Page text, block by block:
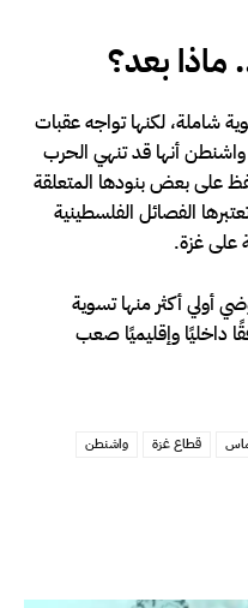
ماذا بعد؟
لكنها تواجه عقبات
أنها قد تنهي الحرب
على بعض بنودها المتعلقة
الفصائل الفلسطينية
على غزة.
أولي أكثر منها تسوية
داخليًا وإقليميًا صعب
قطاع غزة واشنطن